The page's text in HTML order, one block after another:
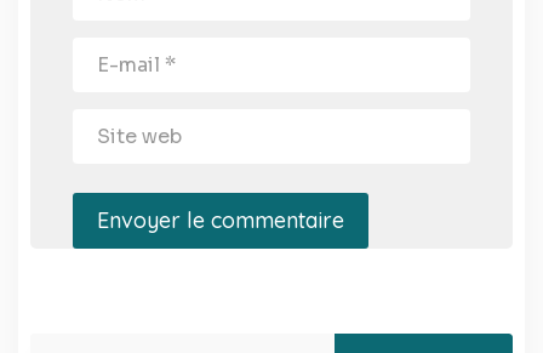
Envoyer le commentaire